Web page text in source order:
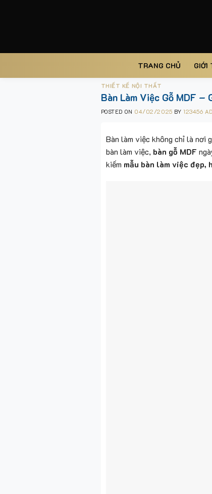
TRANG CHỦ GIỚI
THIẾT KẾ NỘI THẤT
Bàn Làm Việc Gỗ MDF –
POSTED ON 04/02/2025 BY 123456
Bàn làm việc không chỉ là nơi
bàn làm việc, bàn gỗ MDF
kiếm mẫu bàn làm việc đẹp,